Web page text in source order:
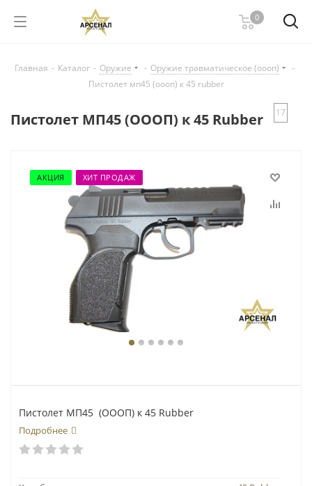
0
Главная - Каталог - Оружие - Оружие травматическое (оооп)
-
Пистолет мп45 (оооп) к 45 rubber
Пистолет МП45 (ОООП) к 45 Rubber 17
АКЦИЯ ХИТ ПРОДАЖ
Пистолет МП45 (ОООП) к 45 Rubber
Подробнее